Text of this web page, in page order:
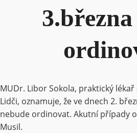
3.března
MUDr. Libor Sokola, praktický
Lidči, oznamuje, že ve dnech 2.
nebude ordinovat. Akutní případy
Musil.